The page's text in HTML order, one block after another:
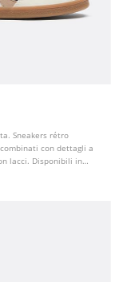
Sneakers rétro
con dettagli a
lacci. Disponibili in